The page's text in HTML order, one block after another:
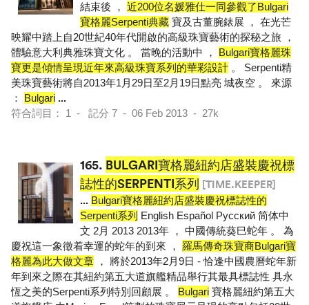
結束後 ， 近200位名媛雅仕一同參觀了Bulgari
寶格麗Serpenti典藏 寶及古董腕錶展 ， 在光芒
映耀中踏上自20世紀40年代開啟的高級珠寶藝術的探秘之旅 ，
體驗意大利典雅珠寶文化 。 當晚的活動中 ， Bulgari寶格麗珠
寶更是傾情呈現近年來高級珠寶系列的華彩設計 。 Serpenti精
美珠寶藝術將自2013年1月29日至2月19日點亮 城夜空 。 來源
： Bulgari ...
符合詞目： 1 - 記分 7 - 06 Feb 2013 - 27k
165. BULGARI寶格麗紐約店盛裝慶祝標
誌性的SERPENTI系列 [TIME.KEEPER]
... Bulgari寶格麗紐約店盛裝慶祝標誌性的
Serpenti系列 English Español Pусский 简体中
文 2月 2013 2013年 ， 中國傳統葵巳蛇年 。 為
慶祝這一象徵着幸運的蛇年的到來 ， 羅馬傳奇珠寶商Bulgari寶
格麗為此大做文章 ， 將於2013年2月9日 - 恰逢中國農曆蛇年新
年到來之際在其紐約第五大道旗艦精品舉行其最具標誌性 具永
恆之美的Serpenti系列特別回顧展 。 Bulgari 寶格麗紐約第五大